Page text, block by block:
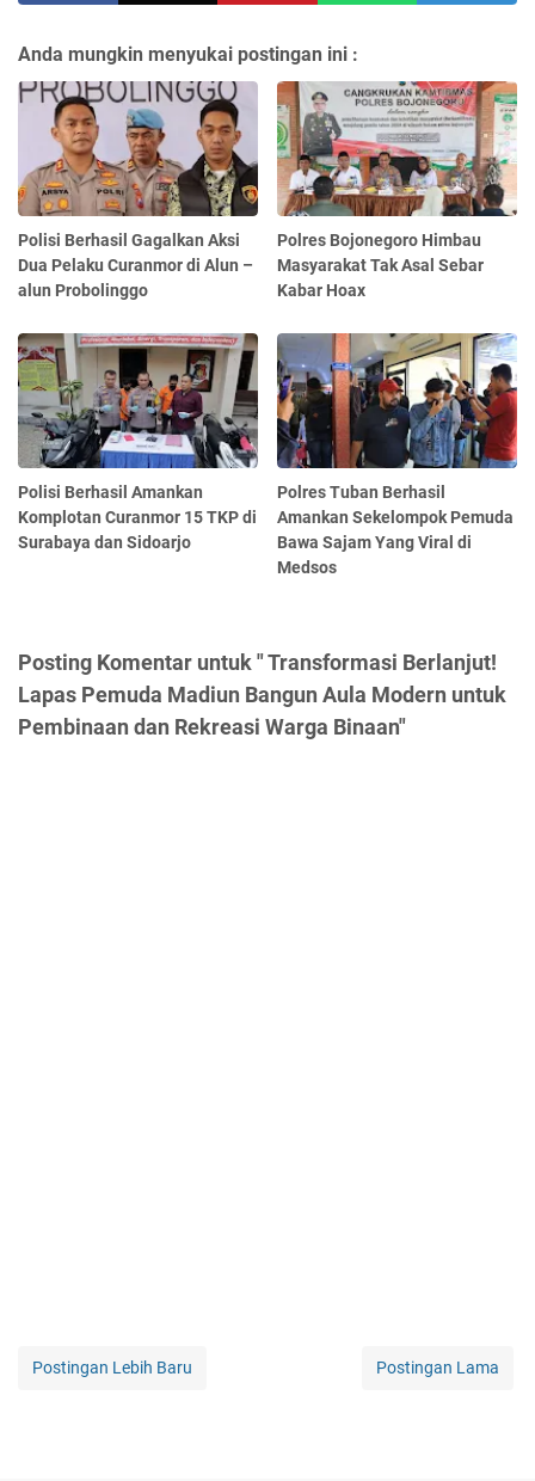
Anda mungkin menyukai postingan ini :
Polisi Berhasil Gagalkan Aksi
Dua Pelaku Curanmor di Alun –
alun Probolinggo
Polres Bojonegoro Himbau
Masyarakat Tak Asal Sebar
Kabar Hoax
Polisi Berhasil Amankan
Komplotan Curanmor 15 TKP di
Surabaya dan Sidoarjo
Polres Tuban Berhasil
Amankan Sekelompok Pemuda
Bawa Sajam Yang Viral di
Medsos
Posting Komentar untuk " Transformasi Berlanjut!
Lapas Pemuda Madiun Bangun Aula Modern untuk
Pembinaan dan Rekreasi Warga Binaan"
Postingan Lebih Baru Postingan Lama